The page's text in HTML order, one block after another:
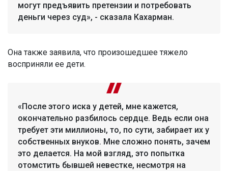
могут предъявить претензии и потребовать
деньги через суд», - сказала Кахарман.
Она также заявила, что произошедшее тяжело
восприняли ее дети.
«После этого иска у детей, мне кажется,
окончательно разбилось сердце. Ведь если она
требует эти миллионы, то, по сути, забирает их у
собственных внуков. Мне сложно понять, зачем
это делается. На мой взгляд, это попытка
отомстить бывшей невестке, несмотря на